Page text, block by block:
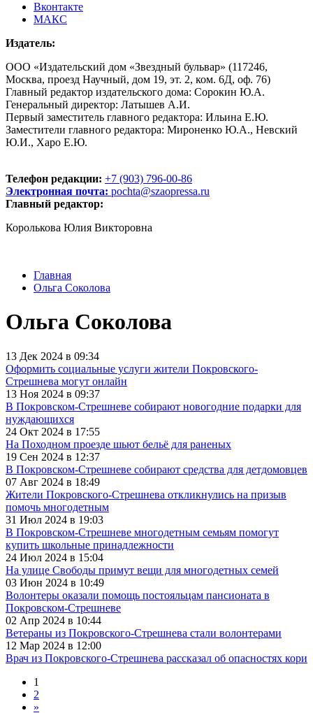
Вконтакте
МАКС
Издатель:
ООО «Издательский дом «Звездный бульвар» (117246,
Москва, проезд Научный, дом 19, эт. 2, ком. 6Д, оф. 76)
Главный редактор издательского дома: Сорокин Ю.А.
Генеральный директор: Латышев А.И.
Первый заместитель главного редактора: Ильина Е.Ю.
Заместители главного редактора: Мироненко Ю.А., Невский
Ю.И., Харо Е.Ю.
Телефон редакции: +7 (903) 796-00-86
Электронная почта: pochta@szaopressa.ru
Главный редактор:
Королькова Юлия Викторовна
Главная
Ольга Соколова
Ольга Соколова
13 Дек 2024 в 09:34
Оформить социальные услуги жители Покровского-
Стрешнева могут онлайн
13 Ноя 2024 в 09:37
В Покровском-Стрешневе собирают новогодние подарки для
нуждающихся
24 Окт 2024 в 17:55
На Походном проезде шьют бельё для раненых
19 Сен 2024 в 12:37
В Покровском-Стрешневе собирают средства для детдомовцев
07 Авг 2024 в 18:49
Жители Покровского-Стрешнева откликнулись на призыв
помочь многодетным
31 Июл 2024 в 19:03
В Покровском-Стрешневе многодетным семьям помогут
купить школьные принадлежности
24 Июл 2024 в 15:04
На улице Свободы примут вещи для многодетных семей
03 Июн 2024 в 10:49
Волонтеры оказали помощь постояльцам пансионата в
Покровском-Стрешневе
02 Апр 2024 в 10:44
Ветераны из Покровского-Стрешнева стали волонтерами
12 Мар 2024 в 12:00
Врач из Покровского-Стрешнева рассказал об опасностях кори
1
2
»